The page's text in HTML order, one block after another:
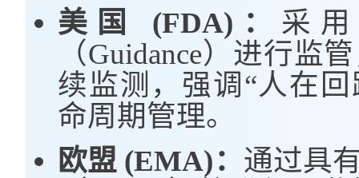
美国 (FDA)： 采
（Guidance）进行监
续监测，强调“人在回
命周期管理。
欧盟 (EMA)： 通过具